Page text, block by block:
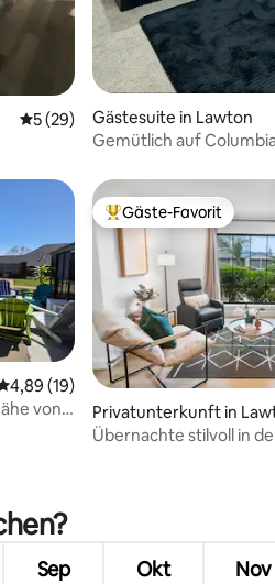
Bewertungen
Durchschnittliche Bewertung: 5
5 (29)
Gästesuite in Lawton
Gemütlich auf
Bewertung: 4,89
4,89 (19)
von
Beliebter Gäste-Favorit.
Gäste-Favorit
Privatunterkunft in
Übernachte stilvoll in
Sep Okt Nov